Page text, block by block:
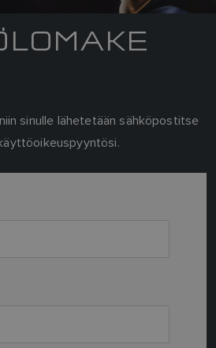
sinulle lähetetään sähköpostitse